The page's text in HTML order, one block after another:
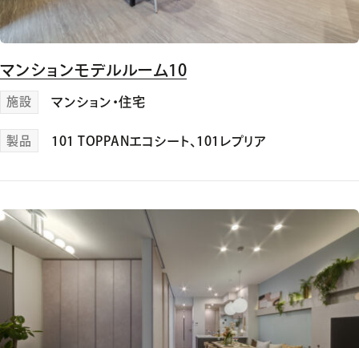
マンションモデルルーム10
施設 マンション・住宅
製品 101 TOPPANエコシート、 101レプリア